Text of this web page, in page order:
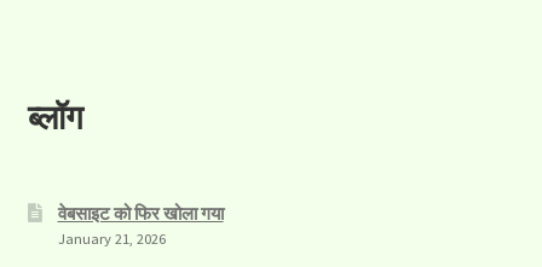
ब्लॉग
वेबसाइट को फिर खोला गया
January 21, 2026